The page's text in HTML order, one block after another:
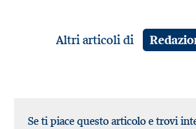
Altri articoli di
Se ti piace questo articolo e trovi